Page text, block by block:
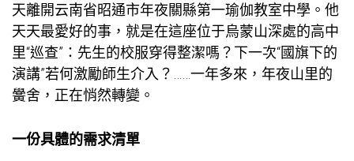
天離開云南省昭通市年夜關縣第一瑜伽教室中學。他
天天最愛好的事，就是在這座位于烏蒙山深處的高中
里“巡查”：先生的校服穿得整潔嗎？下一次“國旗下的
演講”若何激勵師生介入？……一年多來，年夜山里的
黌舍，正在悄然轉變。
一份具體的需求清單